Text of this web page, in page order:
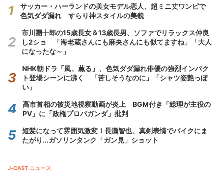
サッカー・ハーランドの美女モデル恋人、超ミニ丈ワンピで
色気ダダ漏れ すらり神スタイルの美貌
市川團十郎の15歳長女＆13歳長男、ソファでリラックス仲良
し2ショ 「海老蔵さんにも麻央さんにも似てますね」「大人
になったな～」
NHK朝ドラ「風、薫る」、色気ダダ漏れ俳優の強烈インパク
ト登場シーンに沸く 「苦しそうなのに」「シャツ姿艶っぽ
い」
高市首相の被災地視察動画が炎上 BGM付き「総理が主役の
PV」に「政権プロパガンダ」批判
短髪になって雰囲気激変！長瀬智也、真剣表情でバイクにま
たがり...ガソリンタンク「ガン見」ショット
J-CAST ニュース